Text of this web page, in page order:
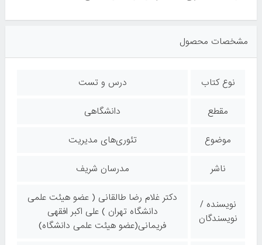
مشخصات محصول
نوع کتاب درس و تست
مقطع دانشگاهی
موضوع تئوری‌های مدیریت
ناشر مدرسان شریف
نویسنده /
نویسندگان
دکتر غلام رضا طالقانی ( عضو هیئت علمی
دانشگاه تهران ) علی اکبر افقهی
فریمانی(عضو هیئت علمی دانشگاه)